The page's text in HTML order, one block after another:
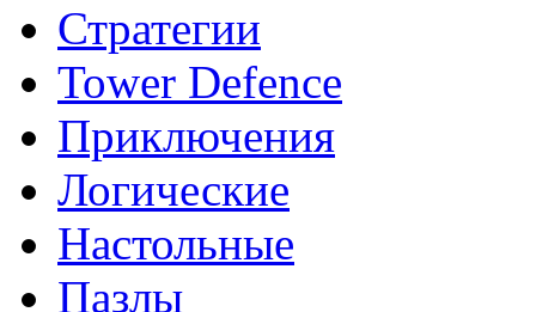
Стратегии
Tower Defence
Приключения
Логические
Настольные
Пазлы